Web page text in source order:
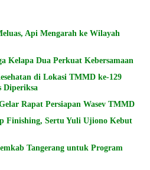
Api Mengarah ke Wilayah
Kelapa Dua Perkuat Kebersamaan
di Lokasi TMMD ke-129
Diperiksa
Rapat Persiapan Wasev TMMD
Finishing, Sertu Yuli Ujiono Kebut
Tangerang untuk Program